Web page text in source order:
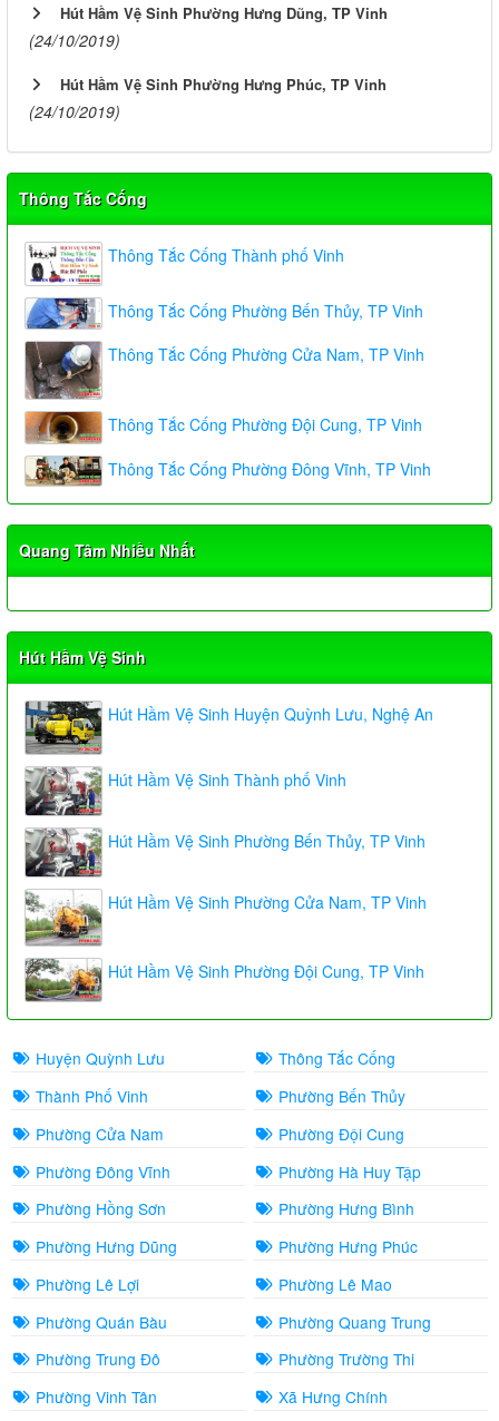
Hút Hầm Vệ Sinh Phường Hưng Dũng, TP Vinh
(24/10/2019)
Hút Hầm Vệ Sinh Phường Hưng Phúc, TP Vinh
(24/10/2019)
Thông Tắc Cống
Thông Tắc Cống Thành phố Vinh
Thông Tắc Cống Phường Bến Thủy, TP Vinh
Thông Tắc Cống Phường Cửa Nam, TP Vinh
Thông Tắc Cống Phường Đội Cung, TP Vinh
Thông Tắc Cống Phường Đông Vĩnh, TP Vinh
Quang Tâm Nhiều Nhất
Hút Hầm Vệ Sinh
Hút Hầm Vệ Sinh Huyện Quỳnh Lưu, Nghệ An
Hút Hầm Vệ Sinh Thành phố Vinh
Hút Hầm Vệ Sinh Phường Bến Thủy, TP Vinh
Hút Hầm Vệ Sinh Phường Cửa Nam, TP Vinh
Hút Hầm Vệ Sinh Phường Đội Cung, TP Vinh
Huyện Quỳnh Lưu
Thông Tắc Cống
Thành Phố Vinh
Phường Bến Thủy
Phường Cửa Nam
Phường Đội Cung
Phường Đông Vĩnh
Phường Hà Huy Tập
Phường Hồng Sơn
Phường Hưng Bình
Phường Hưng Dũng
Phường Hưng Phúc
Phường Lê Lợi
Phường Lê Mao
Phường Quán Bàu
Phường Quang Trung
Phường Trung Đô
Phường Trường Thi
Phường Vinh Tân
Xã Hưng Chính